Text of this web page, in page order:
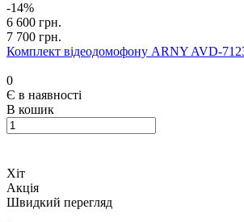
-14%
6 600 грн.
7 700 грн.
Комплект відеодомофону ARNY AVD-
0
Є в наявності
В кошик
Хіт
Акція
Швидкий перегляд